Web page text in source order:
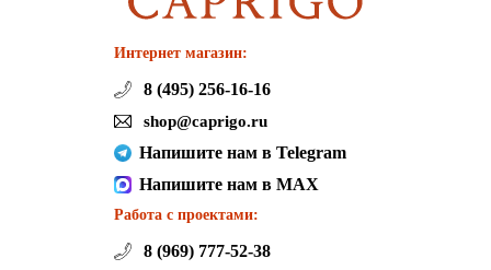
Интернет магазин:
8 (495) 256-16-16
shop@caprigo.ru
Напишите нам в Telegram
Напишите нам в MAX
Работа с проектами:
8 (969) 777-52-38